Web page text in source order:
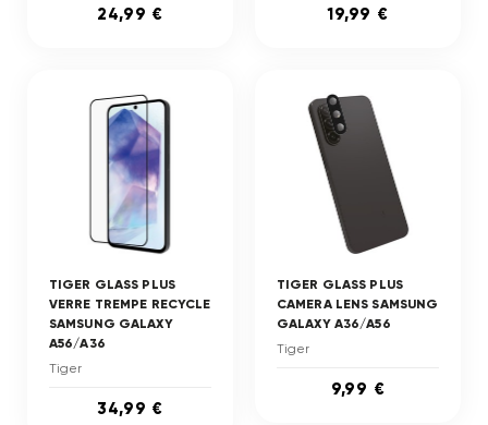
24,99 € 19,99 €
TIGER GLASS PLUS
VERRE TREMPE RECYCLE
SAMSUNG GALAXY
A56/A36
Tiger
34,99 €
TIGER GLASS PLUS
CAMERA LENS SAMSUNG
GALAXY A36/A56
Tiger
9,99 €